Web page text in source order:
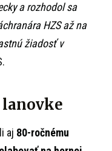
a rozhodol sa
HZS až na
žiadosť v
aj 80-ročnému